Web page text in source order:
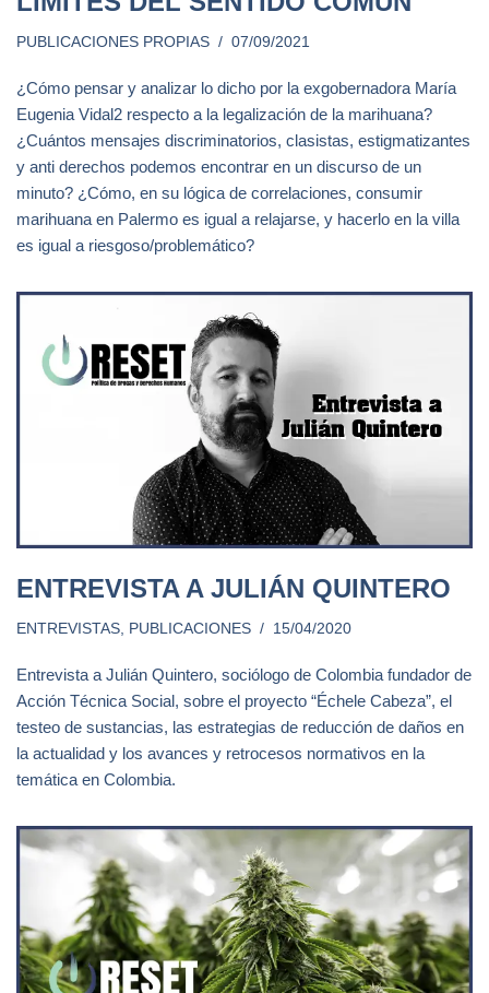
PUBLICACIONES PROPIAS 07/09/2021
¿Cómo pensar y analizar lo dicho por la exgobernadora María
Eugenia Vidal2 respecto a la legalización de la marihuana?
¿Cuántos mensajes discriminatorios, clasistas, estigmatizantes
y anti derechos podemos encontrar en un discurso de un
minuto? ¿Cómo, en su lógica de correlaciones, consumir
marihuana en Palermo es igual a relajarse, y hacerlo en la villa
es igual a riesgoso/problemático?
ENTREVISTA A JULIÁN QUINTERO
ENTREVISTAS PUBLICACIONES 15/04/2020
Entrevista a Julián Quintero, sociólogo de Colombia fundador de
Acción Técnica Social, sobre el proyecto “Échele Cabeza”, el
testeo de sustancias, las estrategias de reducción de daños en
la actualidad y los avances y retrocesos normativos en la
temática en Colombia.